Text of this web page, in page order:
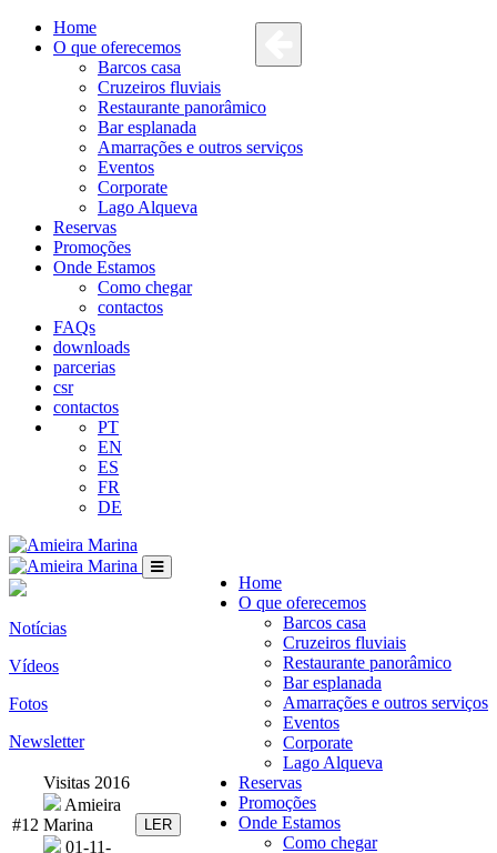
Home
O que oferecemos
Barcos casa
Cruzeiros fluviais
Restaurante panorâmico
Bar esplanada
Amarrações e outros serviços
Eventos
Corporate
Lago Alqueva
Reservas
Promoções
Onde Estamos
Como chegar
contactos
FAQs
downloads
parcerias
csr
contactos
PT
EN
ES
FR
DE
Home
O que oferecemos
Barcos casa
Cruzeiros fluviais
Restaurante panorâmico
Bar esplanada
Amarrações e outros serviços
Eventos
Corporate
Lago Alqueva
Reservas
Promoções
Onde Estamos
Como chegar
Notícias
Vídeos
Fotos
Newsletter
#12
Visitas 2016
Amieira
Marina
01-11-
LER